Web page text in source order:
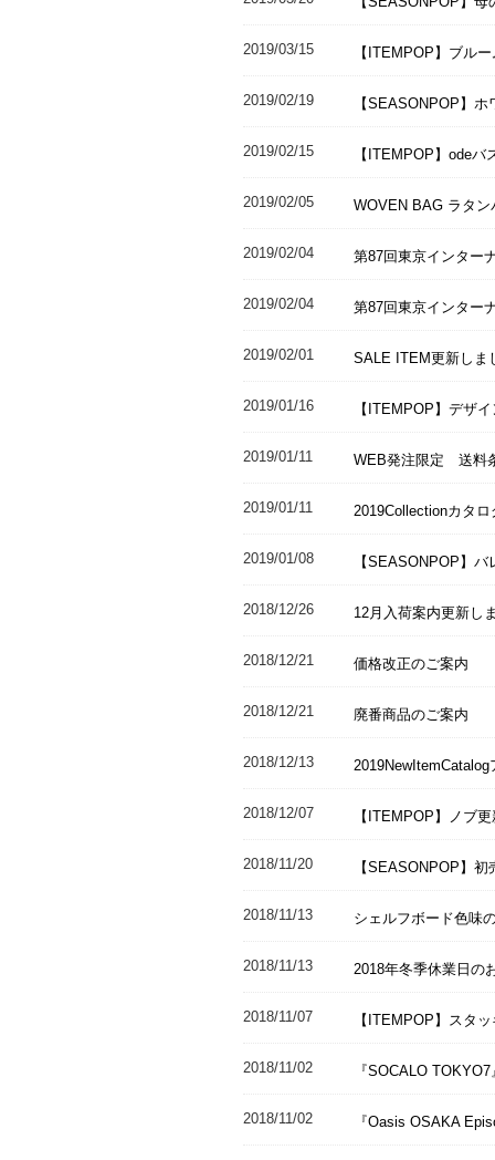
2019/03/15 【ITEMPOP】ブル
2019/02/19 【SEASONPOP】
2019/02/15 【ITEMPOP】ode
2019/02/05 WOVEN BAG ラタ
2019/02/04 第87回東京インター
2019/02/04 第87回東京インター
2019/02/01 SALE ITEM更新しま
2019/01/16 【ITEMPOP】デザ
2019/01/11 WEB発注限定 送料
2019/01/11 2019Collectionカタ
2019/01/08 【SEASONPOP】
2018/12/26 12月入荷案内更新し
2018/12/21 価格改正のご案内
2018/12/21 廃番商品のご案内
2018/12/13
2018/12/07 【ITEMPOP】ノブ
2018/11/20 【SEASONPOP】
2018/11/13 シェルフボード色味
2018/11/13 2018年冬季休業日の
2018/11/07 【ITEMPOP】スタ
2018/11/02 『SOCALO
2018/11/02 『Oasis OSAKA